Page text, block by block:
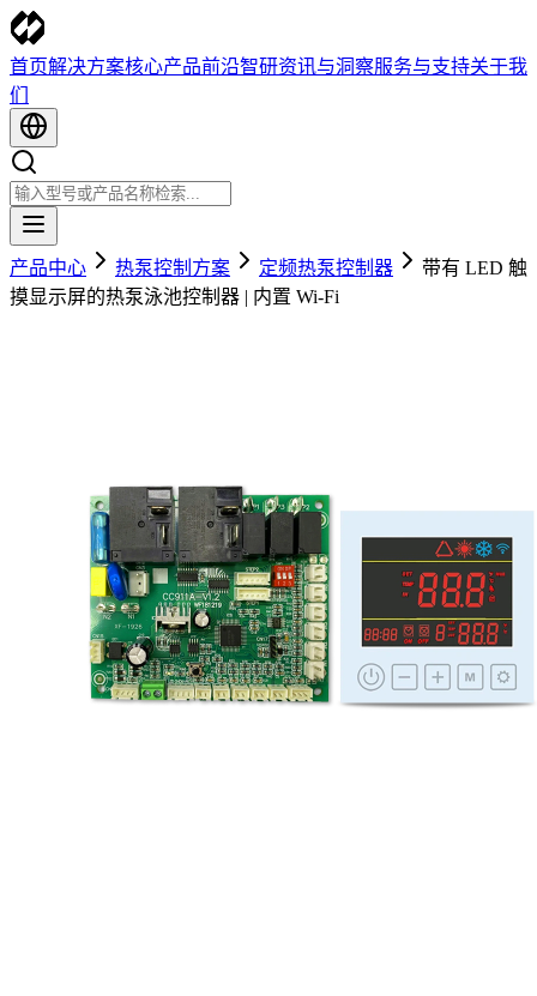
首页解决方案核心产品前沿智研资讯与洞察服务与支持关于我
们
产品中心 热泵控制方案 定频热泵控制器
带有 LED 触
摸显示屏的热泵泳池控制器 | 内置 Wi-Fi